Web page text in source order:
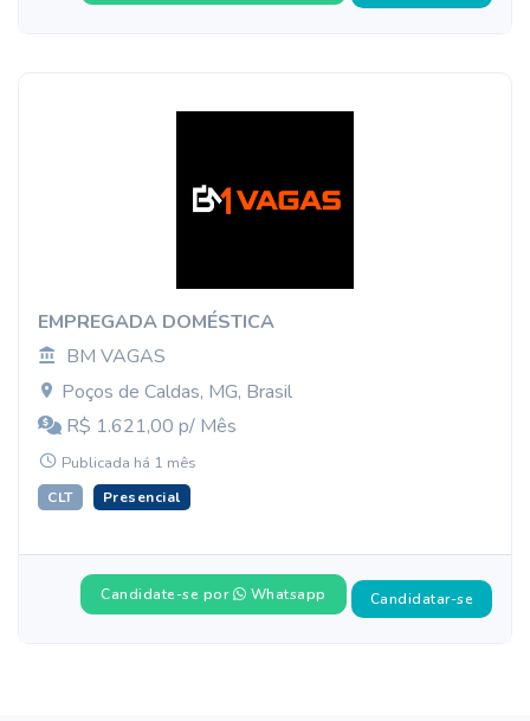
EMPREGADA DOMÉSTICA
BM VAGAS
Poços de Caldas, MG, Brasil
R$ 1.621,00 p/ Mês
Publicada há 1 mês
CLT Presencial
Candidate-se por Whatsapp Candidatar-se